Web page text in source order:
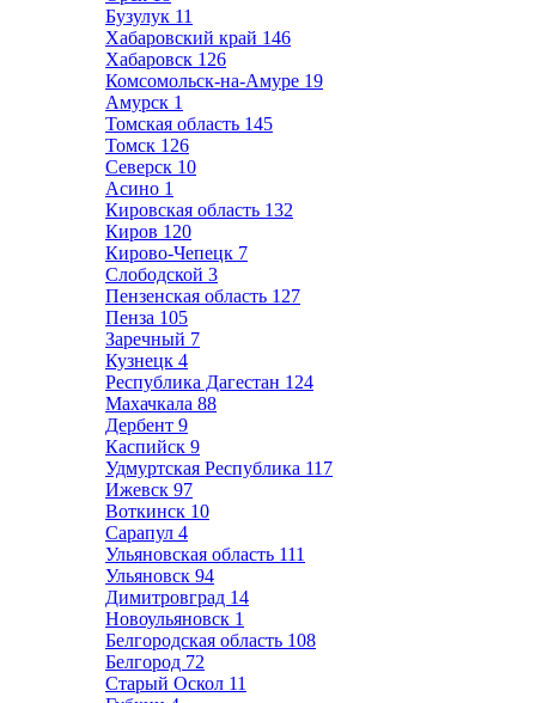
Бузулук 11
Хабаровский край 146
Хабаровск 126
Комсомольск-на-Амуре 19
Амурск 1
Томская область 145
Томск 126
Северск 10
Асино 1
Кировская область 132
Киров 120
Кирово-Чепецк 7
Слободской 3
Пензенская область 127
Пенза 105
Заречный 7
Кузнецк 4
Республика Дагестан 124
Махачкала 88
Дербент 9
Каспийск 9
Удмуртская Республика 117
Ижевск 97
Воткинск 10
Сарапул 4
Ульяновская область 111
Ульяновск 94
Димитровград 14
Новоульяновск 1
Белгородская область 108
Белгород 72
Старый Оскол 11